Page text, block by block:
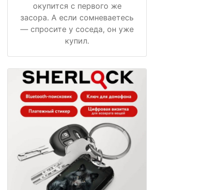
окупится с первого же
засора. А если сомневаетесь
— спросите у соседа, он уже
купил.